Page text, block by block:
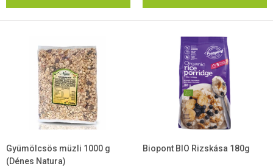
Gyümölcsös müzli 1000 g
(Dénes Natura)
Biopont BIO Rizskása 180g